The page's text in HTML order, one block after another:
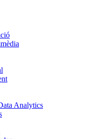
Analytics